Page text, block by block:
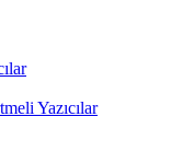
Yazıcılar